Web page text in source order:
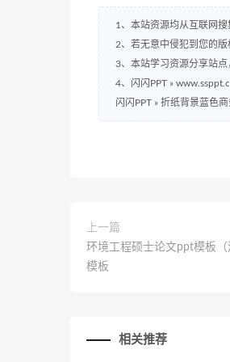
1、本站资源均从互联网
2、若无意中侵犯到您的
3、本站学习资源分享站
4、闪闪PPT »
闪闪PPT » 折纸背景蓝色
上一篇
环境工程硕士论文ppt模板
模板
相关推荐